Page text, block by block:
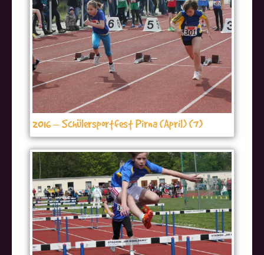
2016 – Schülersportfest Pirna (April) (7)